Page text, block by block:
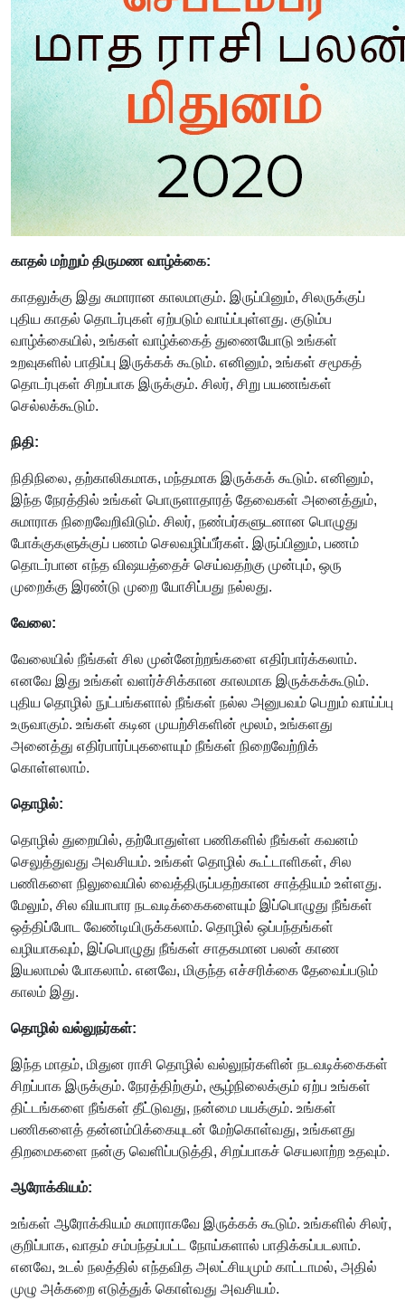
காதல் மற்றும் திருமண வாழ்க்கை:
காதலுக்கு இது சுமாரான காலமாகும். இருப்பினும், சிலருக்குப்
புதிய காதல் தொடர்புகள் ஏற்படும் வாய்ப்புள்ளது. குடும்ப
வாழ்க்கையில், உங்கள் வாழ்க்கைத் துணையோடு உங்கள்
உறவுகளில் பாதிப்பு இருக்கக் கூடும். எனினும், உங்கள் சமூகத்
தொடர்புகள் சிறப்பாக இருக்கும். சிலர், சிறு பயணங்கள்
செல்லக்கூடும்.
நிதி:
நிதிநிலை, தற்காலிகமாக, மந்தமாக இருக்கக் கூடும். எனினும்,
இந்த நேரத்தில் உங்கள் பொருளாதாரத் தேவைகள் அனைத்தும்,
சுமாராக நிறைவேறிவிடும். சிலர், நண்பர்களுடனான பொழுது
போக்குகளுக்குப் பணம் செலவழிப்பீர்கள். இருப்பினும், பணம்
தொடர்பான எந்த விஷயத்தைச் செய்வதற்கு முன்பும், ஒரு
முறைக்கு இரண்டு முறை யோசிப்பது நல்லது.
வேலை:
வேலையில் நீங்கள் சில முன்னேற்றங்களை எதிர்பார்க்கலாம்.
எனவே இது உங்கள் வளர்ச்சிக்கான காலமாக இருக்கக்கூடும்.
புதிய தொழில் நுட்பங்களால் நீங்கள் நல்ல அனுபவம் பெறும் வாய்ப்பு
உருவாகும். உங்கள் கடின முயற்சிகளின் மூலம், உங்களது
அனைத்து எதிர்பார்ப்புகளையும் நீங்கள் நிறைவேற்றிக்
கொள்ளலாம்.
தொழில்:
தொழில் துறையில், தற்போதுள்ள பணிகளில் நீங்கள் கவனம்
செலுத்துவது அவசியம். உங்கள் தொழில் கூட்டாளிகள், சில
பணிகளை நிலுவையில் வைத்திருப்பதற்கான சாத்தியம் உள்ளது.
மேலும், சில வியாபார நடவடிக்கைகளையும் இப்பொழுது நீங்கள்
ஒத்திப்போட வேண்டியிருக்கலாம். தொழில் ஒப்பந்தங்கள்
வழியாகவும், இப்பொழுது நீங்கள் சாதகமான பலன் காண
இயலாமல் போகலாம். எனவே, மிகுந்த எச்சரிக்கை தேவைப்படும்
காலம் இது.
தொழில் வல்லுநர்கள்:
இந்த மாதம், மிதுன ராசி தொழில் வல்லுநர்களின் நடவடிக்கைகள்
சிறப்பாக இருக்கும். நேரத்திற்கும், சூழ்நிலைக்கும் ஏற்ப உங்கள்
திட்டங்களை நீங்கள் தீட்டுவது, நன்மை பயக்கும். உங்கள்
பணிகளைத் தன்னம்பிக்கையுடன் மேற்கொள்வது, உங்களது
திறமைகளை நன்கு வெளிப்படுத்தி, சிறப்பாகச் செயலாற்ற உதவும்.
ஆரோக்கியம்:
உங்கள் ஆரோக்கியம் சுமாராகவே இருக்கக் கூடும். உங்களில் சிலர்,
குறிப்பாக, வாதம் சம்பந்தப்பட்ட நோய்களால் பாதிக்கப்படலாம்.
எனவே, உடல் நலத்தில் எந்தவித அலட்சியமும் காட்டாமல், அதில்
முழு அக்கறை எடுத்துக் கொள்வது அவசியம்.